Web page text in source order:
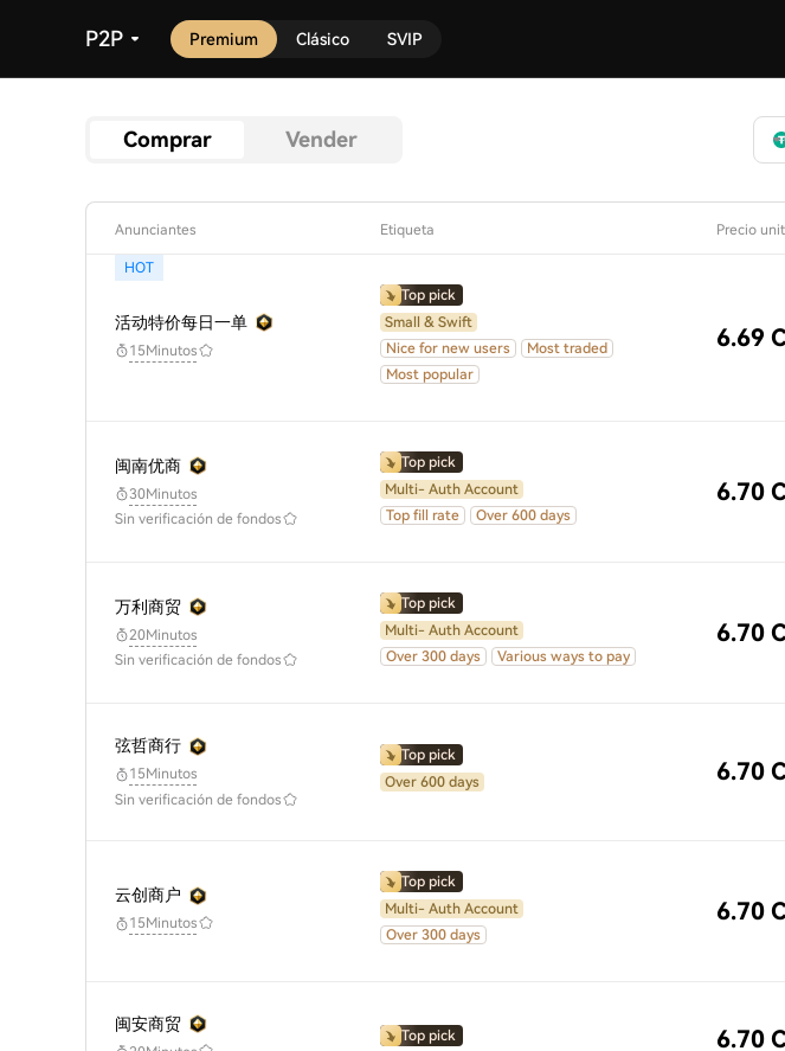
P2P Premium Clásico SVIP
Comprar Vender
Anunciantes Etiqueta Precio
活动特价每日一单
15Minutos
Top pick
Small & Swift
Nice for new users
Most traded
Most popular
6.69
HOT
闽南优商
30Minutos
Sin verificación de fondos
Top pick
Multi- Auth Account
Top fill rate
Over 600 days
6.70
万利商贸
20Minutos
Sin verificación de fondos
Top pick
Multi- Auth Account
Over 300 days
Various ways to pay
6.70
弦哲商行
15Minutos
Sin verificación de fondos
Top pick
Over 600 days
6.70
云创商户
15Minutos
Top pick
Multi- Auth Account
Over 300 days
6.70
闽安商贸
Top pick 6.70